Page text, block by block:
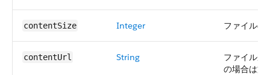
contentSize Integer ファイルの
contentUrl String
ファイルが
の場合は文